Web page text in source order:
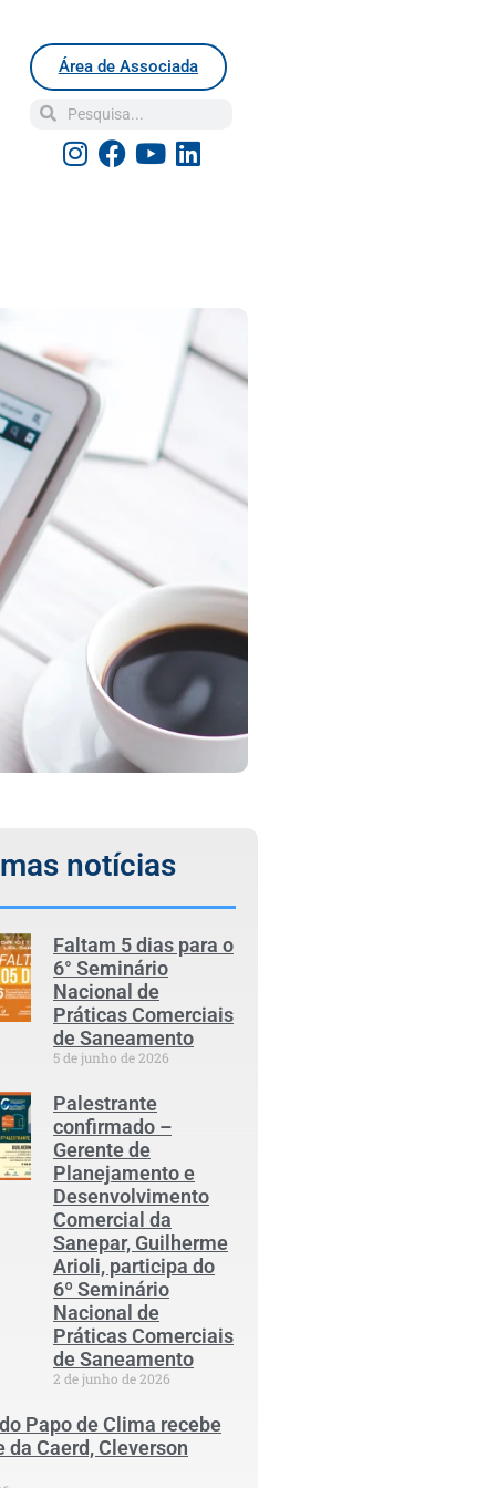
Área de Associada
notícias
Faltam 5 dias para o
6° Seminário
Nacional de
Práticas Comerciais
de Saneamento
5 de junho de 2026
Palestrante
confirmado –
Gerente de
Planejamento e
Desenvolvimento
Comercial da
Sanepar, Guilherme
Arioli, participa do
6º Seminário
Nacional de
Práticas Comerciais
de Saneamento
2 de junho de 2026
Papo de Clima recebe
da Caerd, Cleverson